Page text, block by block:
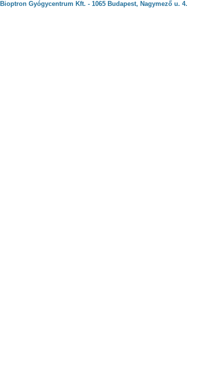
Bioptron Gyógycentrum Kft. - 1065 Budapest, Nagymező u. 4.